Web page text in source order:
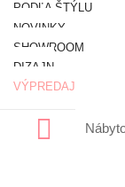
PODĽA ŠTÝLU
NOVINKY
SHOWROOM
DIZAJN
VÝPREDAJ